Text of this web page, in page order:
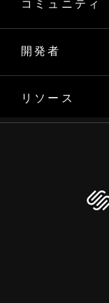
コミュニティ
開発者
リソース